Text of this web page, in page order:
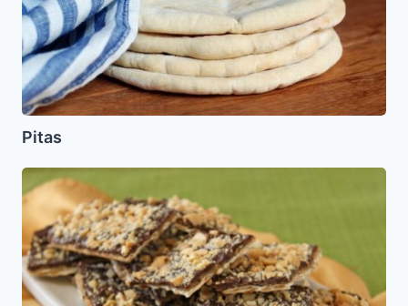
Pitas
Matza
con
Chocolate